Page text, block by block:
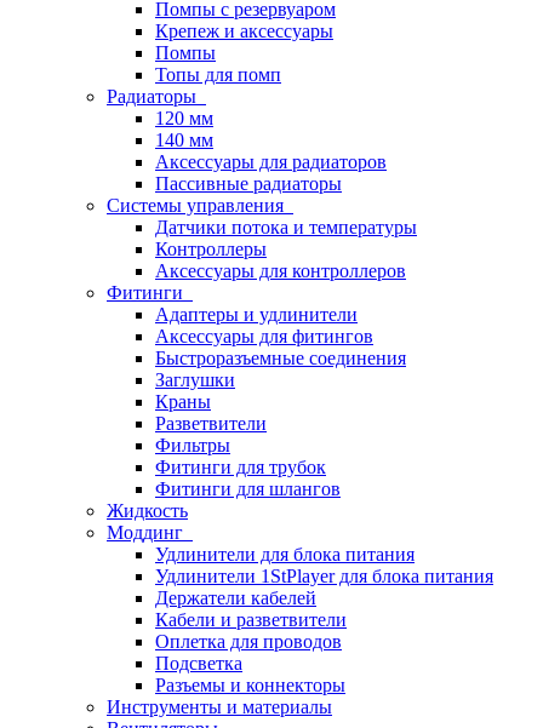
Помпы с резервуаром
Крепеж и аксессуары
Помпы
Топы для помп
Радиаторы
120 мм
140 мм
Аксессуары для радиаторов
Пассивные радиаторы
Системы управления
Датчики потока и температуры
Контроллеры
Аксессуары для контроллеров
Фитинги
Адаптеры и удлинители
Аксессуары для фитингов
Быстроразъемные соединения
Заглушки
Краны
Разветвители
Фильтры
Фитинги для трубок
Фитинги для шлангов
Жидкость
Моддинг
Удлинители для блока питания
Удлинители 1StPlayer для блока питания
Держатели кабелей
Кабели и разветвители
Оплетка для проводов
Подсветка
Разъемы и коннекторы
Инструменты и материалы